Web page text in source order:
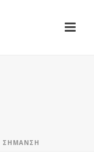
ΣΉΜΑΝΣΗ